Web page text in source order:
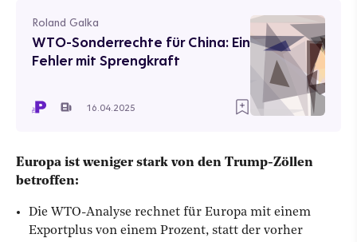
Roland Galka
WTO-Sonderrechte für China: Ein
Fehler mit Sprengkraft
16.04.2025
Europa ist weniger stark von den Trump-Zöllen
betroffen:
Die WTO-Analyse rechnet für Europa mit einem
Exportplus von einem Prozent, statt der vorher